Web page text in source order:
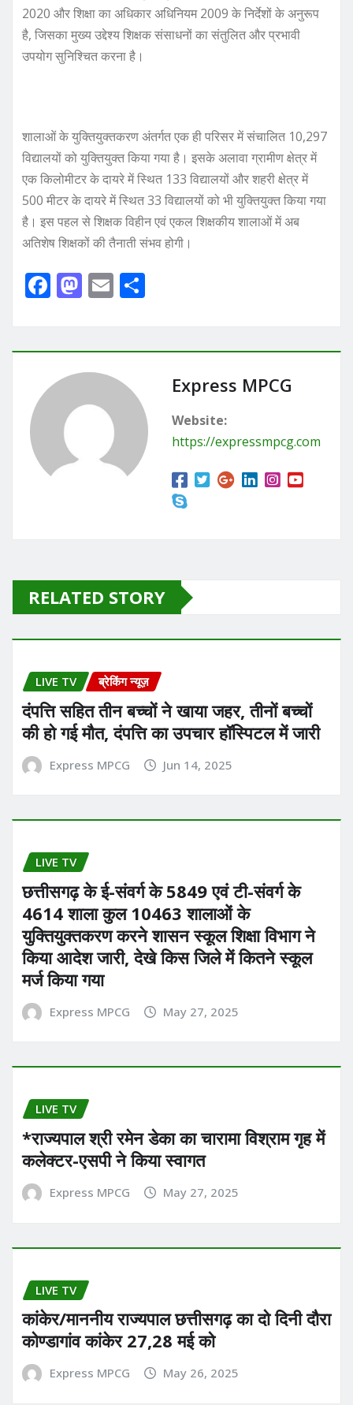
2020 और शिक्षा का अधिकार अधिनियम 2009 के निर्देशों के अनुरूप
है, जिसका मुख्य उद्देश्य शिक्षक संसाधनों का संतुलित और प्रभावी
उपयोग सुनिश्चित करना है।
शालाओं के युक्तियुक्तकरण अंतर्गत एक ही परिसर में संचालित 10,297
विद्यालयों को युक्तियुक्त किया गया है। इसके अलावा ग्रामीण क्षेत्र में
एक किलोमीटर के दायरे में स्थित 133 विद्यालयों और शहरी क्षेत्र में
500 मीटर के दायरे में स्थित 33 विद्यालयों को भी युक्तियुक्त किया गया
है। इस पहल से शिक्षक विहीन एवं एकल शिक्षकीय शालाओं में अब
अतिशेष शिक्षकों की तैनाती संभव होगी।
F
e
b
o
k
M
o
o
E
l e
Express MPCG
Website:
https://expressmpcg.com
RELATED STORY
LIVE TV ब्रेकिंग न्यूज़
दंपत्ति सहित तीन बच्चों ने खाया जहर, तीनों बच्चों
की हो गई मौत, दंपत्ति का उपचार हॉस्पिटल में जारी
Express MPCG Jun 14, 2025
LIVE TV
छत्तीसगढ़ के ई-संवर्ग के 5849 एवं टी-संवर्ग के
4614 शाला कुल 10463 शालाओं के
युक्तियुक्तकरण करने शासन स्कूल शिक्षा विभाग ने
किया आदेश जारी, देखे किस जिले में कितने स्कूल
मर्ज किया गया
Express MPCG May 27, 2025
LIVE TV
*राज्यपाल श्री रमेन डेका का चारामा विश्राम गृह में
कलेक्टर-एसपी ने किया स्वागत
Express MPCG May 27, 2025
LIVE TV
कांकेर/माननीय राज्यपाल छत्तीसगढ़ का दो दिनी दौरा
कोण्डागांव कांकेर 27,28 मई को
Express MPCG May 26, 2025